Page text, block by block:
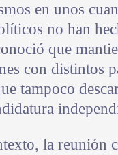
en unos
no han
que
con distintos
tampoco
la reunión